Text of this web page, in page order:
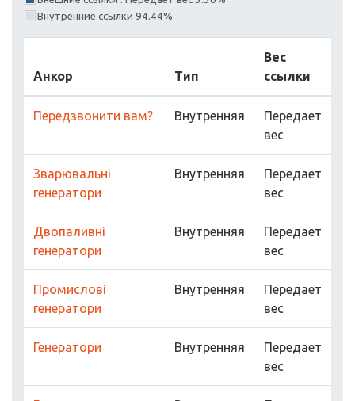
Внутренние ссылки 94.44%
Анкор Тип
Вес
ссылки
Передзвонити вам? Внутренняя
Передает
вес
Зварювальні
генератори
Внутренняя
Передает
вес
Двопаливні
генератори
Внутренняя
Передает
вес
Промислові
генератори
Внутренняя
Передает
вес
Генератори Внутренняя
Передает
вес